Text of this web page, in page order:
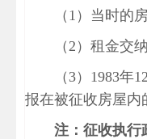
（1）当时的
（2）租金交
（3）1983年
报在被征收房屋内
注：征收执行